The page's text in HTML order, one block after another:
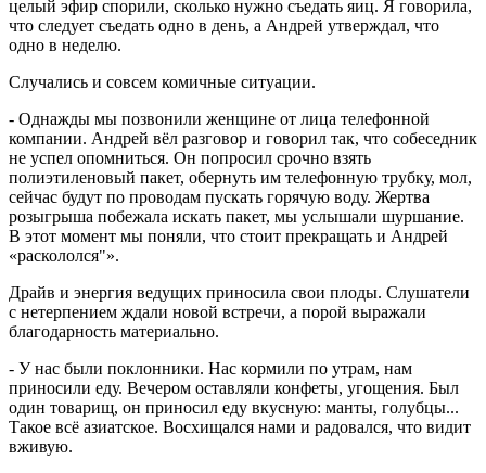
целый эфир спорили, сколько нужно съедать яиц. Я говорила,
что следует съедать одно в день, а Андрей утверждал, что
одно в неделю.
Случались и совсем комичные ситуации.
- Однажды мы позвонили женщине от лица телефонной
компании. Андрей вёл разговор и говорил так, что собеседник
не успел опомниться. Он попросил срочно взять
полиэтиленовый пакет, обернуть им телефонную трубку, мол,
сейчас будут по проводам пускать горячую воду. Жертва
розыгрыша побежала искать пакет, мы услышали шуршание.
В этот момент мы поняли, что стоит прекращать и Андрей
«раскололся"».
Драйв и энергия ведущих приносила свои плоды. Слушатели
с нетерпением ждали новой встречи, а порой выражали
благодарность материально.
- У нас были поклонники. Нас кормили по утрам, нам
приносили еду. Вечером оставляли конфеты, угощения. Был
один товарищ, он приносил еду вкусную: манты, голубцы...
Такое всё азиатское. Восхищался нами и радовался, что видит
вживую.